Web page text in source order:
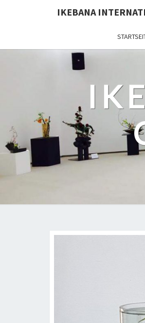
IKEBANA